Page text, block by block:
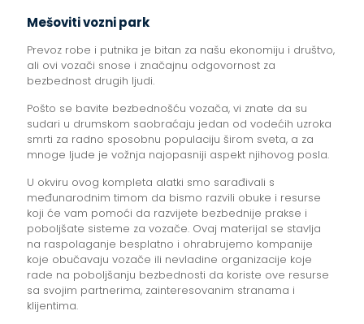
Mešoviti vozni park
Prevoz robe i putnika je bitan za našu ekonomiju i društvo,
ali ovi vozači snose i značajnu odgovornost za
bezbednost drugih ljudi.
Pošto se bavite bezbednošću vozača, vi znate da su
sudari u drumskom saobraćaju jedan od vodećih uzroka
smrti za radno sposobnu populaciju širom sveta, a za
mnoge ljude je vožnja najopasniji aspekt njihovog posla.
U okviru ovog kompleta alatki smo sarađivali s
međunarodnim timom da bismo razvili obuke i resurse
koji će vam pomoći da razvijete bezbednije prakse i
poboljšate sisteme za vozače. Ovaj materijal se stavlja
na raspolaganje besplatno i ohrabrujemo kompanije
koje obučavaju vozače ili nevladine organizacije koje
rade na poboljšanju bezbednosti da koriste ove resurse
sa svojim partnerima, zainteresovanim stranama i
klijentima.